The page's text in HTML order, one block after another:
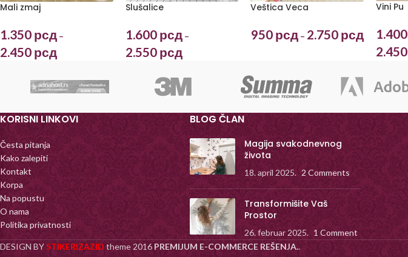
Mali zmaj
1.350 рсд –
2.450 рсд
Slušalice
1.600 рсд –
2.550 рсд
Veštica Veca
950 рсд – 2.750 рсд
Vini Pu
1.400
2.450
KORISNI LINKOVI
Česta pitanja
Kako zalepiti
Kontakt
Korpa
Na popustu
O nama
Politika privatnosti
BLOG ČLAN
Magija svakodnevnog
života
18. april 2025. 2 Comments
Transformišite Vaš
Prostor
26. februar 2025. 1 Comment
DESIGN BYSTIKERIZAZID theme 2016 PREMIJUM E-COMMERCE REŠENJA..